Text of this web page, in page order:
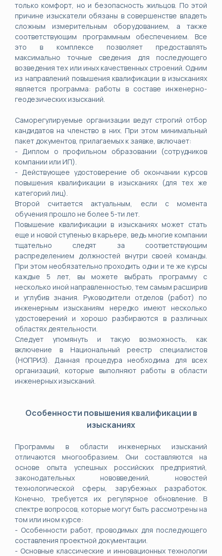
только комфорт, но и безопасность жильцов. По этой
причине изыскатели обязаны в совершенстве владеть
сложным измерительным оборудованием, а также
соответствующим программным обеспечением. Все
это в комплексе позволяет предоставлять
максимально точные сведения для последующего
возведения тех или иных качественных строений. Одним
из направлений повышения квалификации в изысканиях
является программа: работы в составе инженерно-
геодезических изысканий.
Саморегулируемые организации ведут строгий отбор
кандидатов на членство в них. При этом минимальный
пакет документов, прилагаемых к заявке, включает:
- Диплом о профильном образовании (сотрудников
компании или ИП).
- Действующее удостоверение об окончании курсов
повышения квалификации в изысканиях (для тех же
категорий лиц).
Второй считается актуальным, если с момента
обучения прошло не более 5-ти лет.
Повышение квалификации в изысканиях может стать
еще и новой ступенью в карьере, ведь многие компании
тщательно следят за соответствующим
распределением должностей внутри своей команды.
При этом необязательно проходить одни и те же курсы
каждые 5 лет, вы можете выбрать программу с
несколько иной направленностью, тем самым расширив
и углубив знания. Руководители отделов (работ) по
инженерным изысканиям нередко имеют несколько
удостоверений и хорошо разбираются в различных
областях деятельности.
Следует упомянуть и такую возможность, как
включение в Национальный реестр специалистов
(НОПРИЗ). Данная процедура необходима для всех
организаций, которые выполняют работы в области
инженерных изысканий.
Особенности повышения квалификации в
изысканиях
Программы в области инженерных изысканий
отличаются многообразием. Они составляются на
основе опыта успешных российских предприятий,
законодательных нововведений, новостей
технологической сферы, зарубежных разработок.
Конечно, требуется их регулярное обновление. В
спектре вопросов, которые могут быть рассмотрены на
том или ином курсе:
- Особенности работ, проводимых для последующего
составления проектной документации.
- Основные классические и инновационных технологии